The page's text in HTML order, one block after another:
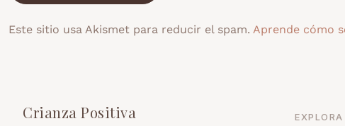
Este sitio usa Akismet para reducir el spam. Aprende cómo
Crianza Positiva EXPLORA